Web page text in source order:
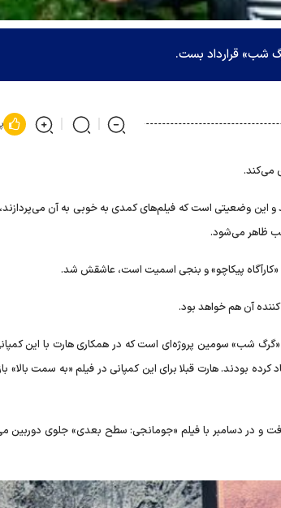
شب» قرارداد بست.
می‌کند.
این وضعیتی است که فیلم‌های کمدی به خوبی به آن می‌پردازند،
شب ظاهر می‌شود.
«کارآگاه پیکاچو» و بنجی اسمیت است، عاشقش شد.
آن هم خواهد بود.
«گرگ شب» سومین پروژه‌ای است که در همکاری هارت با این
بودند. هارت قبلا برای این کمپانی در فیلم «به سمت بالا»
صداپیشگی در «زندگی مخفی حیوانات خانگی ۲» روی پرده رفت و در دسامبر با فیلم «جومانجی: سطح بعدی» جلوی